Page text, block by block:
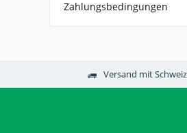
Zahlungsbedingungen
Versand mit